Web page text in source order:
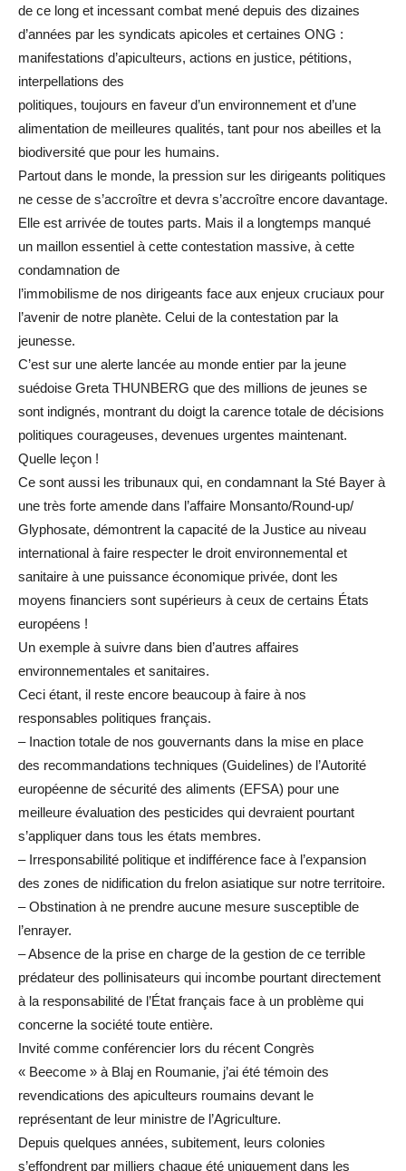
de ce long et incessant combat mené depuis des dizaines
d’années par les syndicats apicoles et certaines ONG :
manifestations d’apiculteurs, actions en justice, pétitions,
interpellations des
politiques, toujours en faveur d’un environnement et d’une
alimentation de meilleures qualités, tant pour nos abeilles et la
biodiversité que pour les humains.
Partout dans le monde, la pression sur les dirigeants politiques
ne cesse de s’accroître et devra s’accroître encore davantage.
Elle est arrivée de toutes parts. Mais il a longtemps manqué
un maillon essentiel à cette contestation massive, à cette
condamnation de
l’immobilisme de nos dirigeants face aux enjeux cruciaux pour
l’avenir de notre planète. Celui de la contestation par la
jeunesse.
C’est sur une alerte lancée au monde entier par la jeune
suédoise Greta THUNBERG que des millions de jeunes se
sont indignés, montrant du doigt la carence totale de décisions
politiques courageuses, devenues urgentes maintenant.
Quelle leçon !
Ce sont aussi les tribunaux qui, en condamnant la Sté Bayer à
une très forte amende dans l’affaire Monsanto/Round-up/
Glyphosate, démontrent la capacité de la Justice au niveau
international à faire respecter le droit environnemental et
sanitaire à une puissance économique privée, dont les
moyens financiers sont supérieurs à ceux de certains États
européens !
Un exemple à suivre dans bien d’autres affaires
environnementales et sanitaires.
Ceci étant, il reste encore beaucoup à faire à nos
responsables politiques français.
– Inaction totale de nos gouvernants dans la mise en place
des recommandations techniques (Guidelines) de l’Autorité
européenne de sécurité des aliments (EFSA) pour une
meilleure évaluation des pesticides qui devraient pourtant
s’appliquer dans tous les états membres.
– Irresponsabilité politique et indifférence face à l’expansion
des zones de nidification du frelon asiatique sur notre territoire.
– Obstination à ne prendre aucune mesure susceptible de
l’enrayer.
– Absence de la prise en charge de la gestion de ce terrible
prédateur des pollinisateurs qui incombe pourtant directement
à la responsabilité de l’État français face à un problème qui
concerne la société toute entière.
Invité comme conférencier lors du récent Congrès
« Beecome » à Blaj en Roumanie, j’ai été témoin des
revendications des apiculteurs roumains devant le
représentant de leur ministre de l’Agriculture.
Depuis quelques années, subitement, leurs colonies
s’effondrent par milliers chaque été uniquement dans les